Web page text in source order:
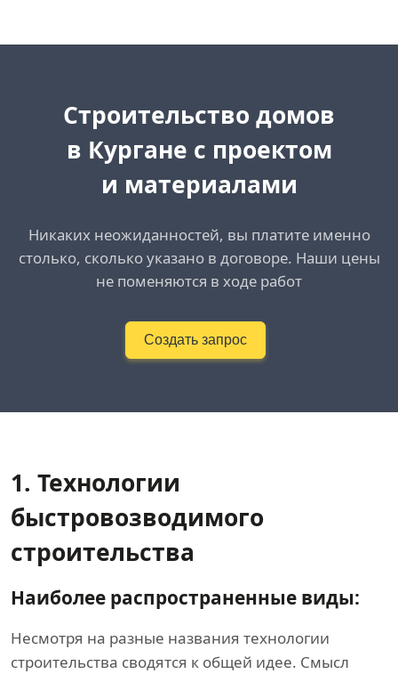
Cтроительство домов
в Кургане с проектом
и материалами
Никаких неожиданностей, вы платите именно
столько, сколько указано в договоре. Наши цены
не поменяются в ходе работ
Создать запрос
1. Технологии
быстровозводимого
строительства
Наиболее распространенные виды:
Несмотря на разные названия технологии
строительства сводятся к общей идее. Смысл